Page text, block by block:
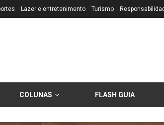
Lazer e entretenimento Turismo
COLUNAS FLASH GUIA